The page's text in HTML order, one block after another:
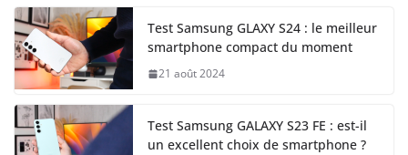
Test Samsung GLAXY S24 : le meilleur
smartphone compact du moment
21 août 2024
Test Samsung GALAXY S23 FE : est-il
un excellent choix de smartphone ?